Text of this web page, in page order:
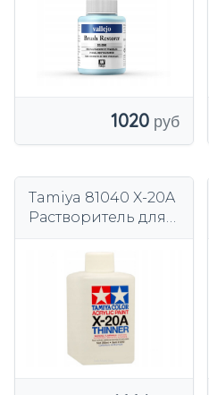
1020
Tamiya 81040 X-20A
Растворитель для